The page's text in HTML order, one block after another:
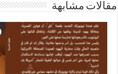
مقالات مشابهة